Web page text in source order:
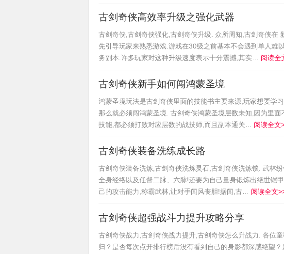
古剑奇侠高效率升级之强化武器
古剑奇侠,古剑奇侠强化,古剑奇侠升级. 众所周知,古剑奇侠在
先引导玩家来熟悉游戏.游戏在30级之前基本不会遇到单人难
务副本.许多玩家对这种升级速度表示十分震撼,其实… 阅读全
古剑奇侠新手如何闯鸿蒙圣境
鸿蒙圣境玩法是古剑奇侠里面的技能书主要来源,玩家想要学
那么就必须闯鸿蒙圣境. 古剑奇侠鸿蒙圣境层数未知,因为里
技能,都必须打败对应层数的战技师,而且副本通关… 阅读全文
古剑奇侠装备洗练成长路
古剑奇侠装备洗炼,古剑奇侠洗炼灵石,古剑奇侠洗炼锁. 武林
全身经络以及任督二脉、六脉!还要为自己量身锻炼出绝世铠
己的攻击能力,称霸武林,让对手闻风丧胆!据闻,古… 阅读全文
古剑奇侠超强战斗力提升攻略分享
古剑奇侠战力,古剑奇侠战力提升,古剑奇侠怎么升战力. 各位
归？是否每次点开排行榜后没有看到自己的身影都深感绝望